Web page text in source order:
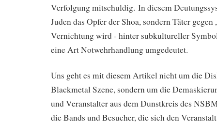
Verfolgung mitschuldig. In diesem
Juden das Opfer der Shoa, sondern Täter
Vernichtung wird - hinter subkultureller
eine Art Notwehrhandlung umgedeutet.
Uns geht es mit diesem Artikel nicht um die
Blackmetal Szene, sondern um die
und Veranstalter aus dem Dunstkreis des
die Bands und Besucher, die sich den